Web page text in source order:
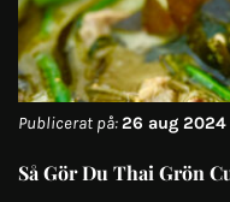
Publicerat på:26 aug 2024
Så Gör Du Thai Grön